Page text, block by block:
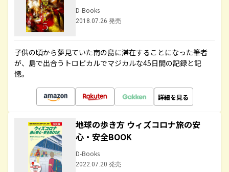
D-Books
2018.07.26 発売
子供の頃から夢見ていた南の島に滞在することになった筆者
が、島で出合うトロピカルでマジカルな45日間の記録と記
憶。
詳細を見る
地球の歩き方 ウィズコロナ旅の安
心・安全BOOK
D-Books
2022.07.20 発売